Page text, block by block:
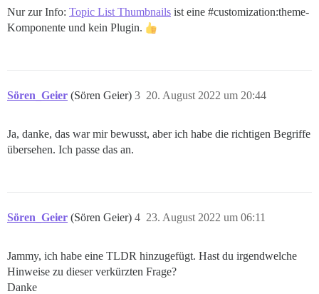
Nur zur Info: Topic List Thumbnails ist eine #customization:theme-
Komponente und kein Plugin.
Sören_Geier (Sören Geier) 20. August 2022 um 20:44
3
Ja, danke, das war mir bewusst, aber ich habe die richtigen Begriffe
übersehen. Ich passe das an.
Sören_Geier (Sören Geier) 23. August 2022 um 06:11
4
Jammy, ich habe eine TLDR hinzugefügt. Hast du irgendwelche
Hinweise zu dieser verkürzten Frage?
Danke